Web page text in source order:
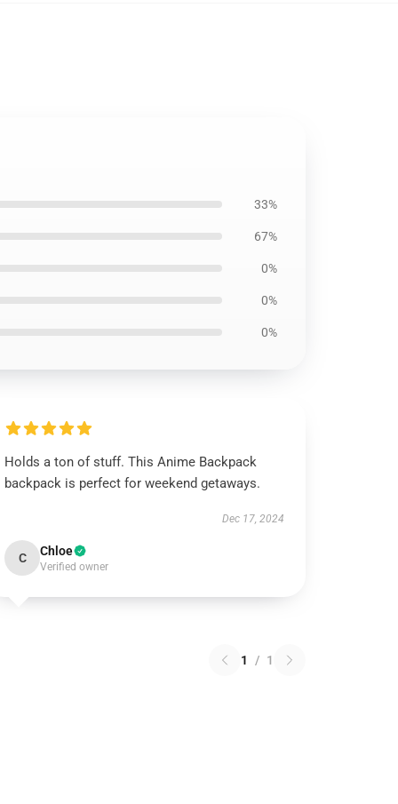
33%
67%
0%
0%
0%
Holds a ton of stuff. This Anime Backpack
backpack is perfect for weekend getaways.
Dec 17, 2024
C Chloe
Verified owner
1 / 1